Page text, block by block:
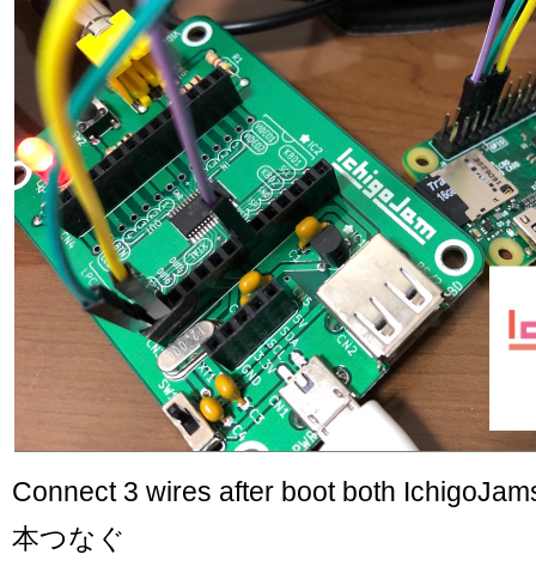
Connect 3 wires after boot both
本つなぐ